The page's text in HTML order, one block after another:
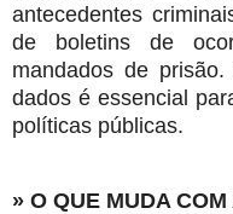
antecedentes
de boletins de
mandados de
dados é essencial
políticas públicas.
» O QUE MUDA COM